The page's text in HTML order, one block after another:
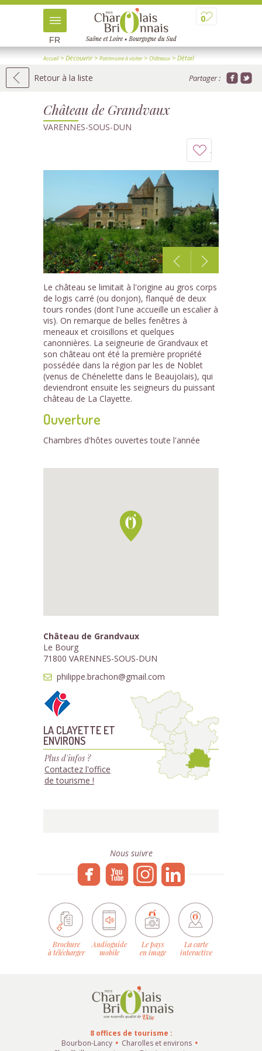
0
FR
Accueil> Découvrir> Patrimoine à visiter> Châteaux> Détail
Retour à la liste Partager :
Château de Grandvaux
VARENNES-SOUS-DUN
à
mon
carnet
1 /2
Le château se limitait à l'origine au gros corps
de logis carré (ou donjon), flanqué de deux
tours rondes (dont l'une accueille un escalier à
vis). On remarque de belles fenêtres à
meneaux et croisillons et quelques
canonnières. La seigneurie de Grandvaux et
son château ont été la première propriété
possédée dans la région par les de Noblet
(venus de Chénelette dans le Beaujolais), qui
deviendront ensuite les seigneurs du puissant
château de La Clayette.
Ouverture
Chambres d'hôtes ouvertes toute l'année
Château de Grandvaux
Le Bourg
71800 VARENNES-SOUS-DUN
philippe.brachon@gmail.com
LA CLAYETTE ET
ENVIRONS
Plus d'infos ?
Contactez l'office
de tourisme !
Nous suivre
Brochure
à télécharger
Audioguide
mobile
Le pays
en image
La carte
interactive
8 offices de tourisme :
Bourbon-Lancy
Charolles et environs